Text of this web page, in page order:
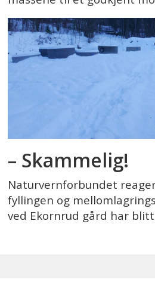
– Skammelig!
Naturvernforbundet
fyllingen og
ved Ekornrud gård har